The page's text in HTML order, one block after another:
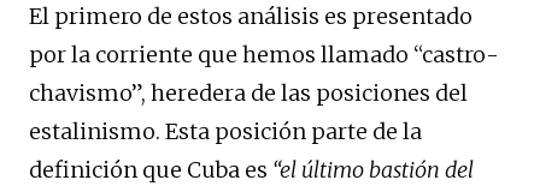
El primero de estos análisis es presentado
por la corriente que hemos llamado “castro-
chavismo”, heredera de las posiciones del
estalinismo. Esta posición parte de la
definición que Cuba es “el último bastión del